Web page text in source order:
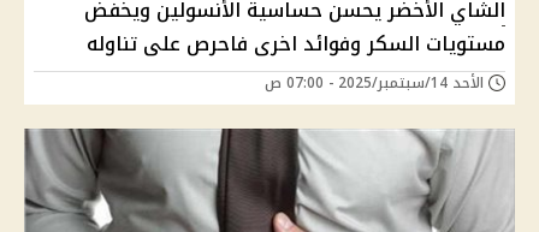
الشاي الأخضر يحسن حساسية الأنسولين ويخفض
مستويات السكر وفوائد اخرى فاحرص على تناوله
الأحد 14/سبتمبر/2025 - 07:00 ص